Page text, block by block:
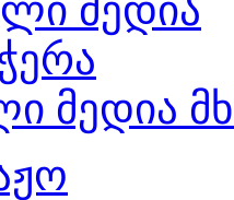
მედია